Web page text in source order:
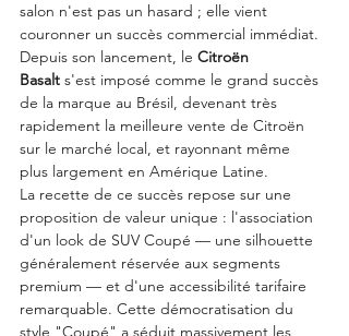
salon n'est pas un hasard ; elle vient
couronner un succès commercial immédiat.
Depuis son lancement, le Citroën
Basalt s'est imposé comme le grand succès
de la marque au Brésil, devenant très
rapidement la meilleure vente de Citroën
sur le marché local, et rayonnant même
plus largement en Amérique Latine.
La recette de ce succès repose sur une
proposition de valeur unique : l'association
d'un look de SUV Coupé — une silhouette
généralement réservée aux segments
premium — et d'une accessibilité tarifaire
remarquable. Cette démocratisation du
style "Coupé" a séduit massivement les